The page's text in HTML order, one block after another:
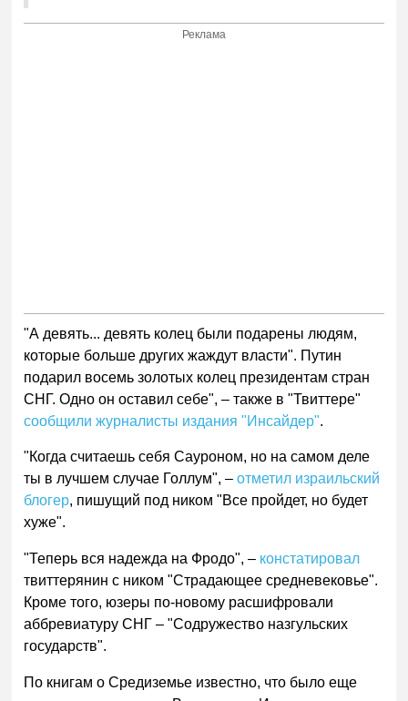
Реклама
"А девять... девять колец были подарены людям,
которые больше других жаждут власти". Путин
подарил восемь золотых колец президентам стран
СНГ. Одно он оставил себе", – также в "Твиттере"
сообщили журналисты издания "Инсайдер".
"Когда считаешь себя Сауроном, но на самом деле
ты в лучшем случае Голлум", –отметил израильский
блогер, пишущий под ником "Все пройдет, но будет
хуже".
"Теперь вся надежда на Фродо", – констатировал
твиттерянин с ником "Страдающее средневековье".
Кроме того, юзеры по-новому расшифровали
аббревиатуру СНГ – "Содружество назгульских
государств".
По книгам о Средиземье известно, что было еще